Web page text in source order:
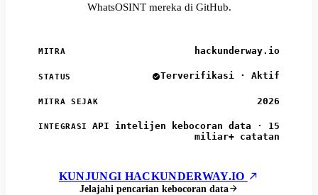
WhatsOSINT mereka di GitHub.
MITRA hackunderway.io
STATUS Terverifikasi · Aktif
MITRA SEJAK 2026
INTEGRASI
API intelijen kebocoran data · 15
miliar+ catatan
KUNJUNGI HACKUNDERWAY.IO
Jelajahi pencarian kebocoran data